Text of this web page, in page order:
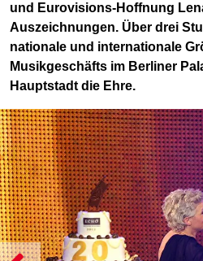
und Eurovisions-Hoffnung
Auszeichnungen. Über drei
nationale und internationale
Musikgeschäfts im Berliner
Hauptstadt die Ehre.